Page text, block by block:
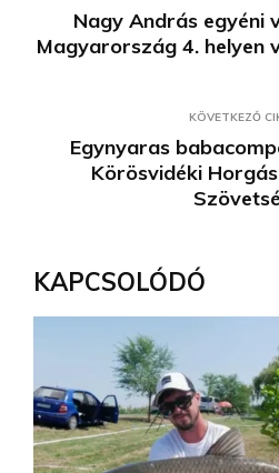
Nagy András egyéni
Magyarország 4. helyen
KÖVETKEZŐ
Egynyaras
Körösvidéki
KAPCSOLÓDÓ